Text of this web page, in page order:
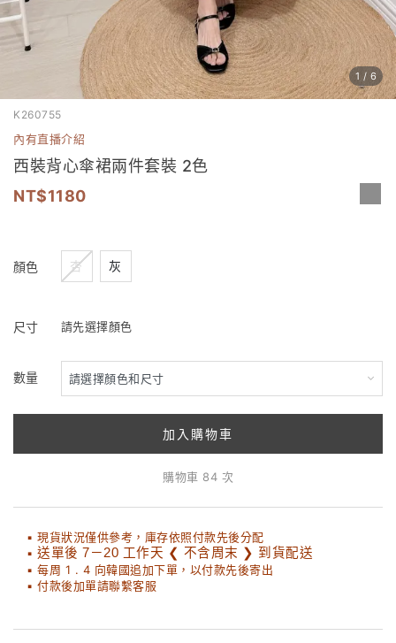
1 / 6
K260755
內有直播介紹
西裝背心傘裙兩件套裝 2色
1180
顏色 杏 灰
尺寸 請先選擇顏色
數量
加入購物車
購物車 84 次
▪ 現貨狀況僅供參考，庫存依照付款先後分配
▪ 送單後 7－20 工作天 ❮ 不含周末 ❯ 到貨配送
▪ 每周 1 . 4 向韓國追加下單，以付款先後寄出
▪ 付款後加單請聯繫客服